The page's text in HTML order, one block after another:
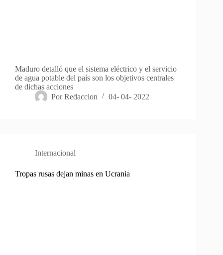
Maduro detalló que el sistema eléctrico y el servicio
de agua potable del país son los objetivos centrales
de dichas acciones
Por Redaccion 04- 04- 2022
Internacional
Tropas rusas dejan minas en Ucrania